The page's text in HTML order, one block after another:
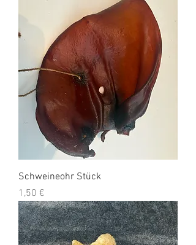
Schweineohr Stück
Preis
1,50 €